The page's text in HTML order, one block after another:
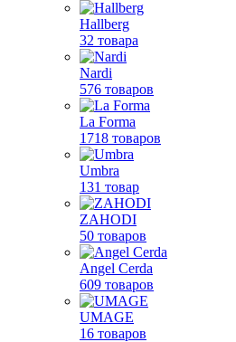
Hallberg
32 товара
Nardi
576 товаров
La Forma
1718 товаров
Umbra
131 товар
ZAHODI
50 товаров
Angel Cerda
609 товаров
UMAGE
16 товаров